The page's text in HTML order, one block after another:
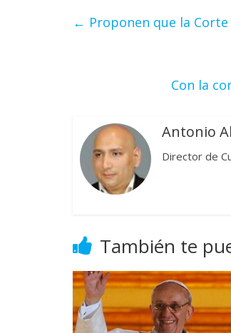
← Proponen que la
Con la
Antonio
Director de
También te